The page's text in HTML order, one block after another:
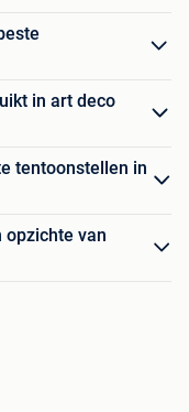
in art deco
tentoonstellen in
opzichte van